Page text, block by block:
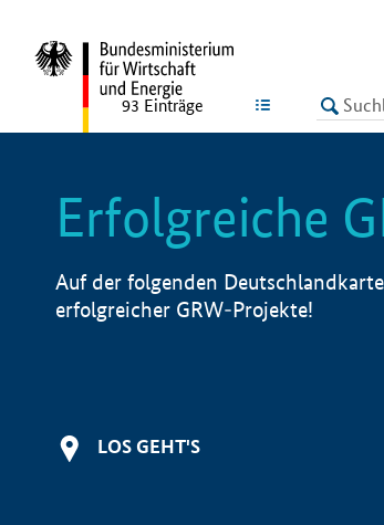
LISTE
93 Einträge
Erfolgreiche
Auf der folgenden
erfolgreicher GRW-Projekte!
LOS GEHT'S